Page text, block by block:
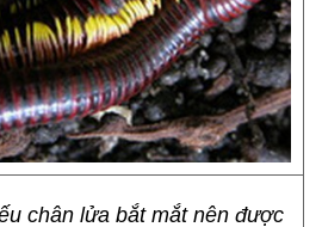
chân lửa bắt mắt nên được